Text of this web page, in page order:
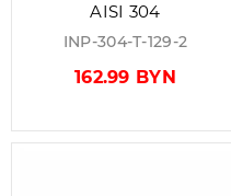
AISI 304
INP-304-Т-129-2
162.99 BYN